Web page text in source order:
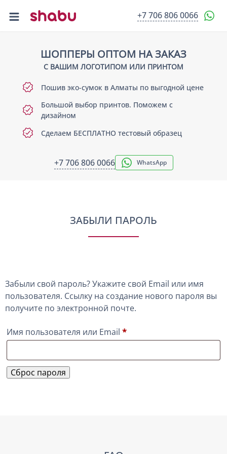
ПРОДУКЦИЯ
💡 ШОППЕРЫ ОПТОМ
БЛОГ
КОНТАКТЫ
+7 706 806 0066
ШОППЕРЫ ОПТОМ НА ЗАКАЗ
С ВАШИМ ЛОГОТИПОМ ИЛИ ПРИНТОМ
+7 706 806 0066 WhatsApp
Пошив эко-сумок в Алматы по выгодной цене
Большой выбор принтов. Поможем с
дизайном
Сделаем БЕСПЛАТНО тестовый образец
ЗАБЫЛИ ПАРОЛЬ
Забыли свой пароль? Укажите свой Email или имя
пользователя. Ссылку на создание нового пароля вы
получите по электронной почте.
Имя пользователя или Email *Обязательно
Сброс пароля